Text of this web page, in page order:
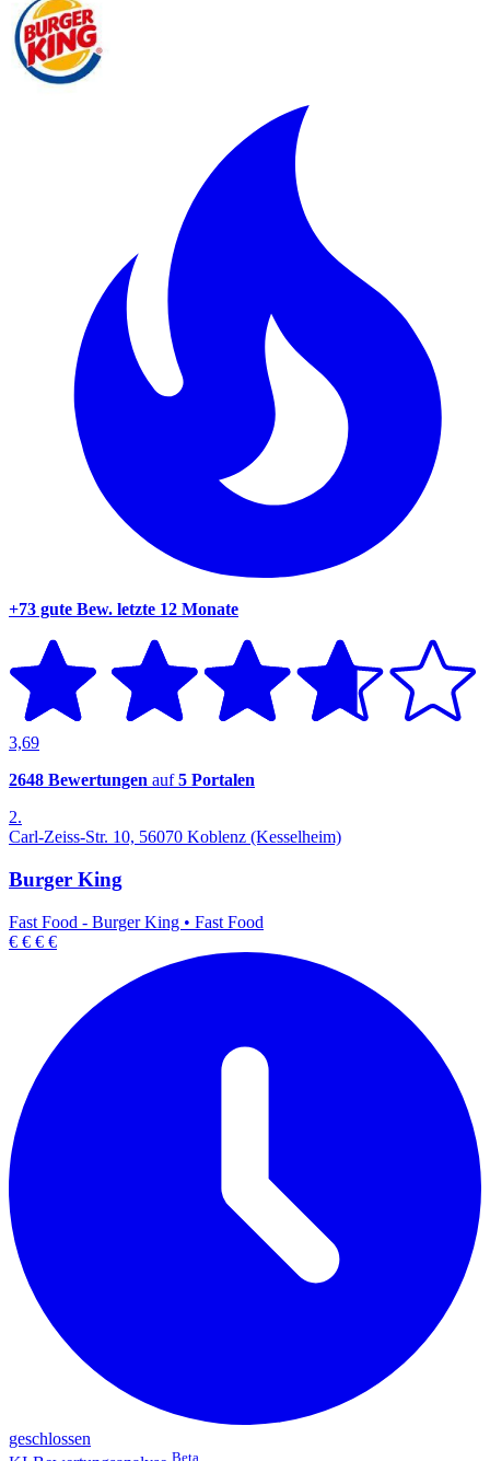
+73 gute Bew. letzte 12 Monate
3,69
2648 Bewertungen auf5 Portalen
2.
Carl-Zeiss-Str. 10, 56070 Koblenz (Kesselheim)
Burger King
Fast Food - Burger King • Fast Food
€ € € €
geschlossen
Beta